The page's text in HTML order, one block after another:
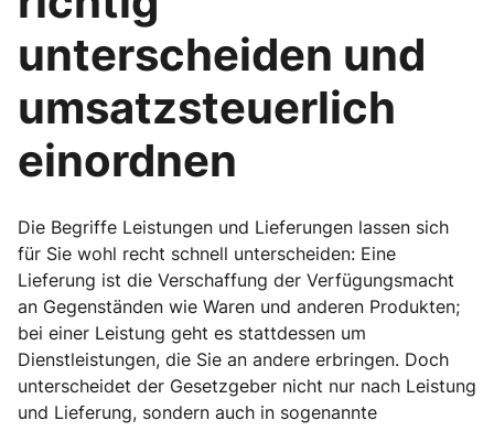
unterscheiden und
umsatzsteuerlich
einordnen
Die Begriffe Leistungen und Lieferungen lassen sich
für Sie wohl recht schnell unterscheiden: Eine
Lieferung ist die Verschaffung der Verfügungsmacht
an Gegenständen wie Waren und anderen Produkten;
bei einer Leistung geht es stattdessen um
Dienstleistungen, die Sie an andere erbringen. Doch
unterscheidet der Gesetzgeber nicht nur nach Leistung
und Lieferung, sondern auch in sogenannte